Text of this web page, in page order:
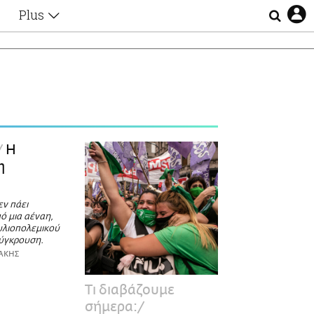
Plus
Επιλογές
Η
πάει
μια αέναη,
Τι διαβάζουμε
σήμερα: